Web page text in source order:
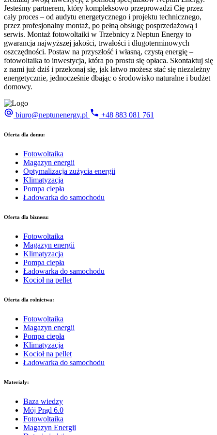
Jesteśmy partnerem, który kompleksowo przeprowadzi Cię przez
cały proces – od audytu energetycznego i projektu technicznego,
przez profesjonalny montaż, po pełną obsługę posprzedażową i
serwis. Montaż fotowoltaiki w Trzebnicy z Neptun Energy to
gwarancja najwyższej jakości, trwałości i długoterminowych
oszczędności. Postaw na przyszłość i własną, czystą energię –
fotowoltaika to inwestycja, która po prostu się opłaca. Skontaktuj się
z nami już dziś i przekonaj się, jak łatwo możesz stać się niezależny
energetycznie, jednocześnie dbając o środowisko naturalne i budżet
domowy.
biuro@neptunenergy.pl +48 883 081 761
Oferta dla domu:
Fotowoltaika
Magazyn energii
Optymalizacja zużycia energii
Klimatyzacja
Pompa ciepła
Ładowarka do samochodu
Oferta dla biznesu:
Fotowoltaika
Magazyn energii
Klimatyzacja
Pompa ciepła
Ładowarka do samochodu
Kocioł na pellet
Oferta dla rolnictwa:
Fotowoltaika
Magazyn energii
Pompa ciepła
Klimatyzacja
Kocioł na pellet
Ładowarka do samochodu
Materiały:
Baza wiedzy
Mój Prąd 6.0
Fotowoltaika
Magazyn Energii